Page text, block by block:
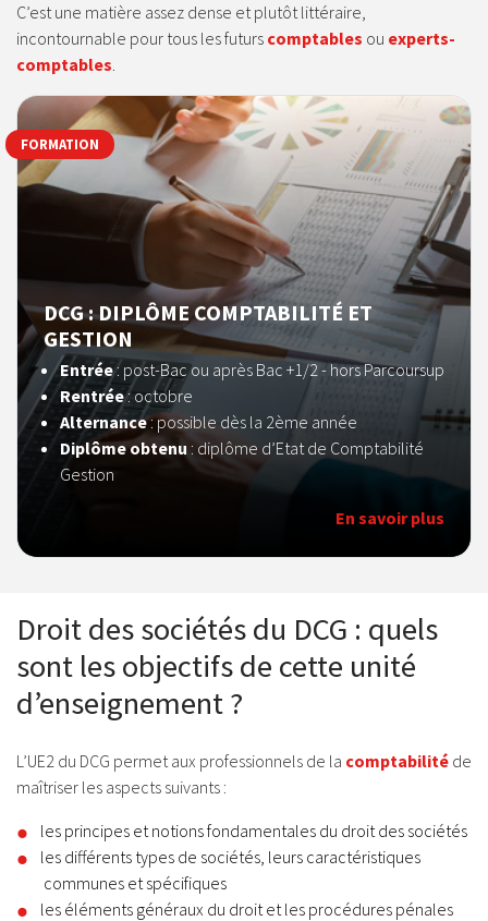
C’est une matière assez dense et plutôt littéraire,
incontournable pour tous les futurs comptables ou experts-
comptables.
DCG : DIPLÔME COMPTABILITÉ ET
GESTION
Entrée:post-Bac ou après Bac +1/2 - hors Parcoursup
Rentrée: octobre
Alternance: possible dès la 2ème année
Diplôme obtenu : diplôme d’Etat de Comptabilité
Gestion
En savoir plus
FORMATION
Droit des sociétés du DCG : quels
sont les objectifs de cette unité
d’enseignement ?
L’UE2 du DCG permet aux professionnels de la comptabilité de
maîtriser les aspects suivants :
les principes et notions fondamentales du droit des sociétés
les différents types de sociétés, leurs caractéristiques
communes et spécifiques
les éléments généraux du droit et les procédures pénales